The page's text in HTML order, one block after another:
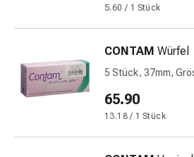
Augenentzündungen
Augenverbände
Augenhygiene
Herz
&
Kreislauf
Herztherapie
5.60 / 1 Stück
CONTAM Würfel
5 Stück, 37mm,
65.90
13.18 / 1 Stück